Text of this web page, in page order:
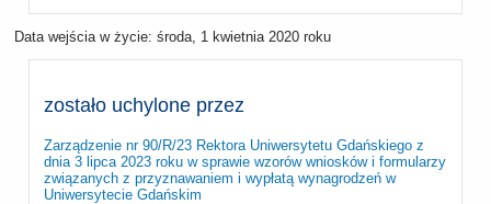
Data wejścia w życie: środa, 1 kwietnia 2020 roku
zostało uchylone przez
Zarządzenie nr 90/R/23 Rektora Uniwersytetu Gdańskiego z
dnia 3 lipca 2023 roku w sprawie wzorów wniosków i formularzy
związanych z przyznawaniem i wypłatą wynagrodzeń w
Uniwersytecie Gdańskim